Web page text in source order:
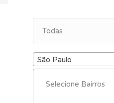
Todas
São Paulo